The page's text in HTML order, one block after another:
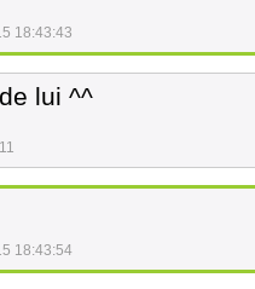
18:43:43
lui ^^
18:43:54